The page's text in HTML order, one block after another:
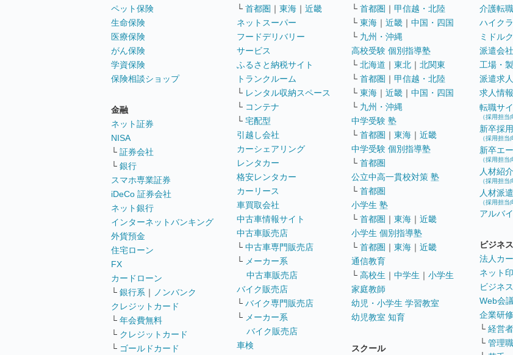
ペット保険
生命保険
医療保険
がん保険
学資保険
保険相談ショップ
金融
ネット証券
NISA
└ 証券会社
└ 銀行
スマホ専業証券
iDeCo 証券会社
ネット銀行
インターネットバンキング
外貨預金
住宅ローン
FX
カードローン
└ 銀行系 ｜
ノンバンク
クレジットカード
└ 年会費無料
└ クレジットカード
└ ゴールドカード
└ 首都圏 ｜ 東海 ｜ 近畿
ネットスーパー
フードデリバリー
サービス
ふるさと納税サイト
トランクルーム
└ レンタル収納スペース
└ コンテナ
└ 宅配型
引越し会社
カーシェアリング
レンタカー
格安レンタカー
カーリース
車買取会社
中古車情報サイト
中古車販売店
└ 中古車専門販売店
└ メーカー系
中古車販売店
バイク販売店
└ バイク専門販売店
└ メーカー系
バイク販売店
車検
└ 首都圏 ｜ 甲信越・北陸
└ 東海 ｜ 近畿 ｜ 中国・四国
└ 九州・沖縄
高校受験 個別指導塾
└ 北海道 ｜ 東北 ｜ 北関東
└ 首都圏 ｜ 甲信越・北陸
└ 東海 ｜ 近畿 ｜ 中国・四国
└ 九州・沖縄
中学受験 塾
└ 首都圏 ｜ 東海 ｜ 近畿
中学受験 個別指導塾
└ 首都圏
公立中高一貫校対策 塾
└ 首都圏
小学生 塾
└ 首都圏 ｜ 東海 ｜ 近畿
小学生 個別指導塾
└ 首都圏 ｜ 東海 ｜ 近畿
通信教育
└ 高校生 ｜ 中学生 ｜ 小学生
家庭教師
幼児・小学生 学習教室
幼児教室 知育
スクール
介護転職
ハイク
ミドル
派遣会社
工場・
派遣求
求人情
転職サ
（採用担当
新卒採
（採用担当
新卒エ
（採用担当
人材紹
（採用担当
人材派
（採用担当
アルバ
ビジネス
法人カ
ネット
ビジネ
Web会
企業研修
└ 経営
└ 管理